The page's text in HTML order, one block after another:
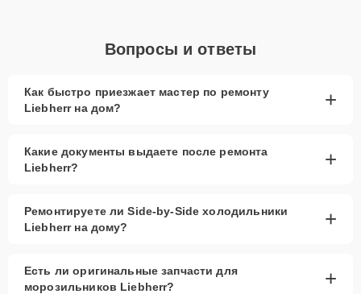
Вопросы и ответы
Как быстро приезжает мастер по ремонту
Liebherr на дом?
+
Какие документы выдаете после ремонта
Liebherr?
+
Ремонтируете ли Side-by-Side холодильники
Liebherr на дому?
+
Есть ли оригинальные запчасти для
морозильников Liebherr?
+